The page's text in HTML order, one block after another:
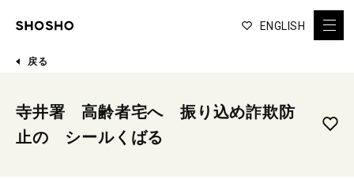
ENGLISH
戻る
寺井署 高齢者宅へ 振り込め詐欺防
止の シールくばる